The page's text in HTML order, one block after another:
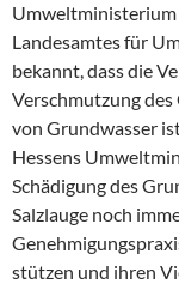
Umweltministerium
Landesamtes für
bekannt, dass die
Verschmutzung
von Grundwasser ist
Hessens
Schädigung des
Salzlauge noch
stützen und ihren